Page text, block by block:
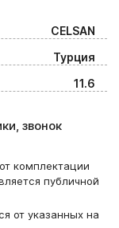
CELSAN
Турция
11.6
звонок
комплектации
публичной
от указанных на